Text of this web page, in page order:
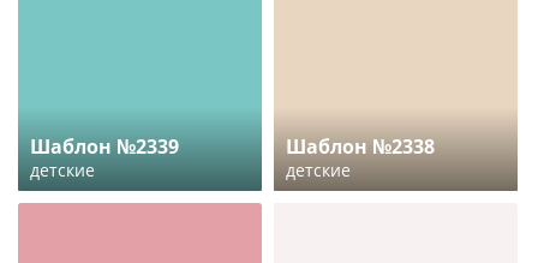
Шаблон №2339
детские
Шаблон №2338
детские